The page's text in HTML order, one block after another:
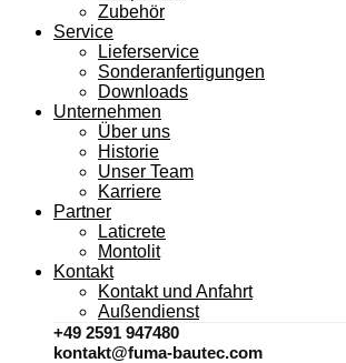
Zubehör
Service
Lieferservice
Sonderanfertigungen
Downloads
Unternehmen
Über uns
Historie
Unser Team
Karriere
Partner
Laticrete
Montolit
Kontakt
Kontakt und Anfahrt
Außendienst
+49 2591 947480
kontakt@fuma-bautec.com